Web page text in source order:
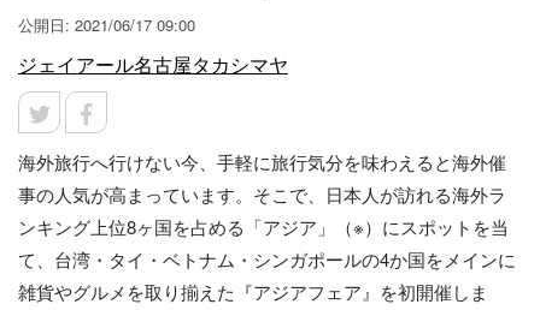
公開日: 2021/06/17 09:00
ジェイアール名古屋タカシマヤ
海外旅行へ行けない今、手軽に旅行気分を味わえると海外催
事の人気が高まっています。そこで、日本人が訪れる海外ラ
ンキング上位8ヶ国を占める「アジア」（※）にスポットを当
て、台湾・タイ・ベトナム・シンガポールの4か国をメインに
雑貨やグルメを取り揃えた『アジアフェア』を初開催しま